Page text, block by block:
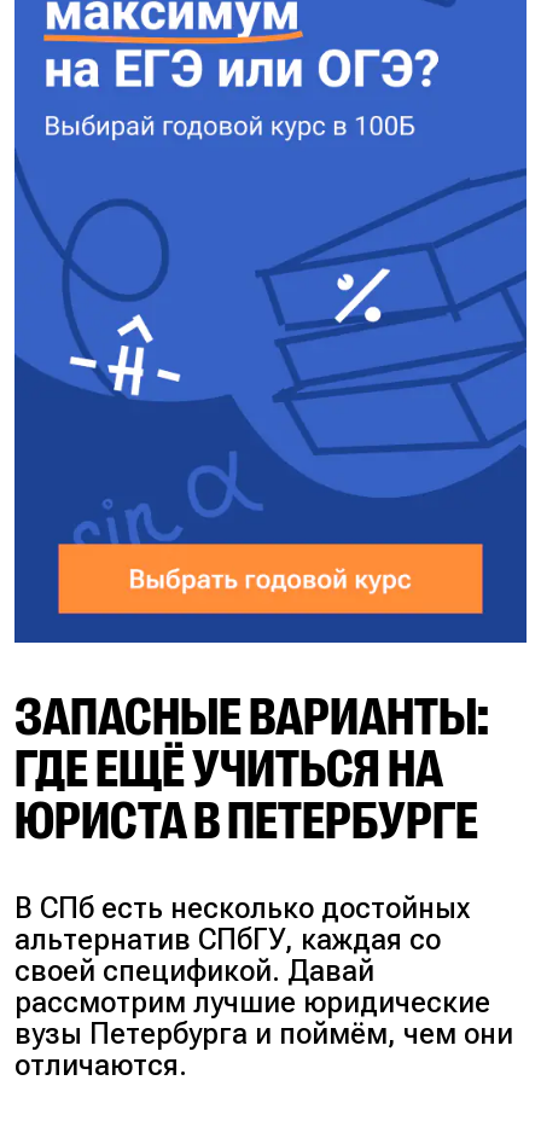
ЗАПАСНЫЕ ВАРИАНТЫ:
ГДЕ ЕЩЁ УЧИТЬСЯ НА
ЮРИСТА В ПЕТЕРБУРГЕ
В СПб есть несколько достойных
альтернатив СПбГУ, каждая со
своей спецификой. Давай
рассмотрим лучшие юридические
вузы Петербурга и поймём, чем они
отличаются.